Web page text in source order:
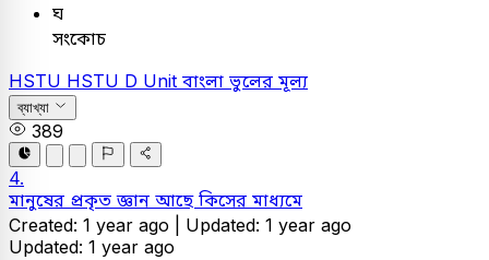
ঘ
সংকোচ
HSTU HSTU D Unit বাংলা ভুলের মূল্য
ব্যাখ্যা
389
4.
মানুষের প্রকৃত জ্ঞান আছে কিসের মাধ্যমে
Created: 1 year ago | Updated: 1 year ago
Updated: 1 year ago